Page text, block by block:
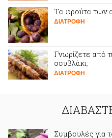
Τα φρούτα των
ΔΙΑΤΡΟΦΗ
Γνωρίζετε από
σουβλάκι;
ΔΙΑΤΡΟΦΗ
Συμβουλές για